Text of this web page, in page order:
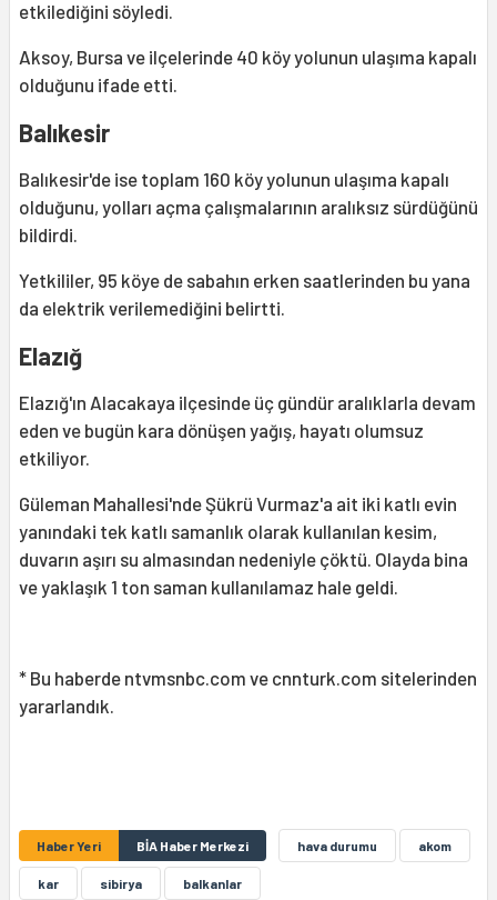
etkilediğini söyledi.
Aksoy, Bursa ve ilçelerinde 40 köy yolunun ulaşıma kapalı
olduğunu ifade etti.
Balıkesir
Balıkesir'de ise toplam 160 köy yolunun ulaşıma kapalı
olduğunu, yolları açma çalışmalarının aralıksız sürdüğünü
bildirdi.
Yetkililer, 95 köye de sabahın erken saatlerinden bu yana
da elektrik verilemediğini belirtti.
Elazığ
Elazığ'ın Alacakaya ilçesinde üç gündür aralıklarla devam
eden ve bugün kara dönüşen yağış, hayatı olumsuz
etkiliyor.
Güleman Mahallesi'nde Şükrü Vurmaz'a ait iki katlı evin
yanındaki tek katlı samanlık olarak kullanılan kesim,
duvarın aşırı su almasından nedeniyle çöktü. Olayda bina
ve yaklaşık 1 ton saman kullanılamaz hale geldi.
* Bu haberde ntvmsnbc.com ve cnnturk.com sitelerinden
yararlandık.
Haber Yeri BİA Haber Merkezi hava durumu akom
kar sibirya balkanlar